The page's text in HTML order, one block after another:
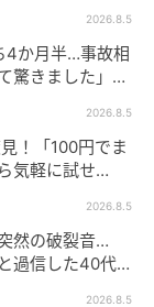
2026.8.5
4か月半…事故相
驚きました」と
2026.8.5
！「100円でま
気軽に試せ
2026.8.5
然の破裂音…
過信した40代男
2026.8.5